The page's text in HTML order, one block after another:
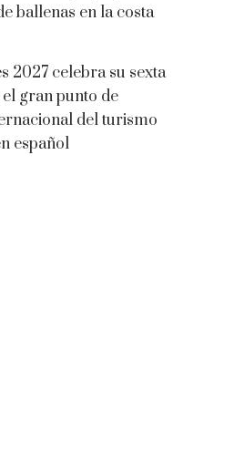
ballenas en la costa
2027 celebra su sexta
gran punto de
del turismo
español